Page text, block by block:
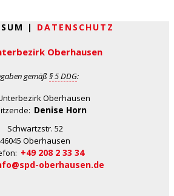
| DATENSCHUTZ
Oberhausen
gemäß § 5 DDG:
Oberhausen
Denise Horn
Schwartzstr. 52
46045 Oberhausen
+49 208 2 33 34
oberhausen.de